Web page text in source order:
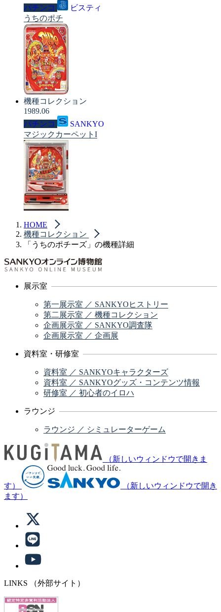
パチンコ
ビスティ
うちのポチ
機種コレクション
1989.06
パチンコ
SANKYO
マジックカーペットI
HOME
機種コレクション
「うちのポチーズ」の機種詳細
展示室
第一展示室 ／ SANKYOヒストリー
第二展示室 ／ 機種コレクション
企画展示室 ／ SANKYO調査隊
企画展示室 ／ 企画展
資料室・研修室
資料室 ／ SANKYOキャラクターズ
資料室 ／ SANKYOグッズ・コンテンツ情報
研修室 ／ 初心者のイロハ
ラウンジ
ラウンジ ／ シミュレーターゲーム
（新しいウィンドウで開きま
す）
（新しいウィンドウで開き
ます）
LINKS （外部サイト）